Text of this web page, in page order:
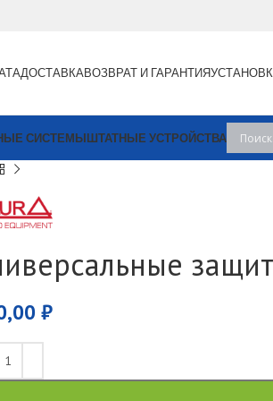
ДОСТАВКАВОЗВРАТ И ГАРАНТИЯ
СИСТЕМЫШТАТНЫЕ УСТРОЙСТВА
₽